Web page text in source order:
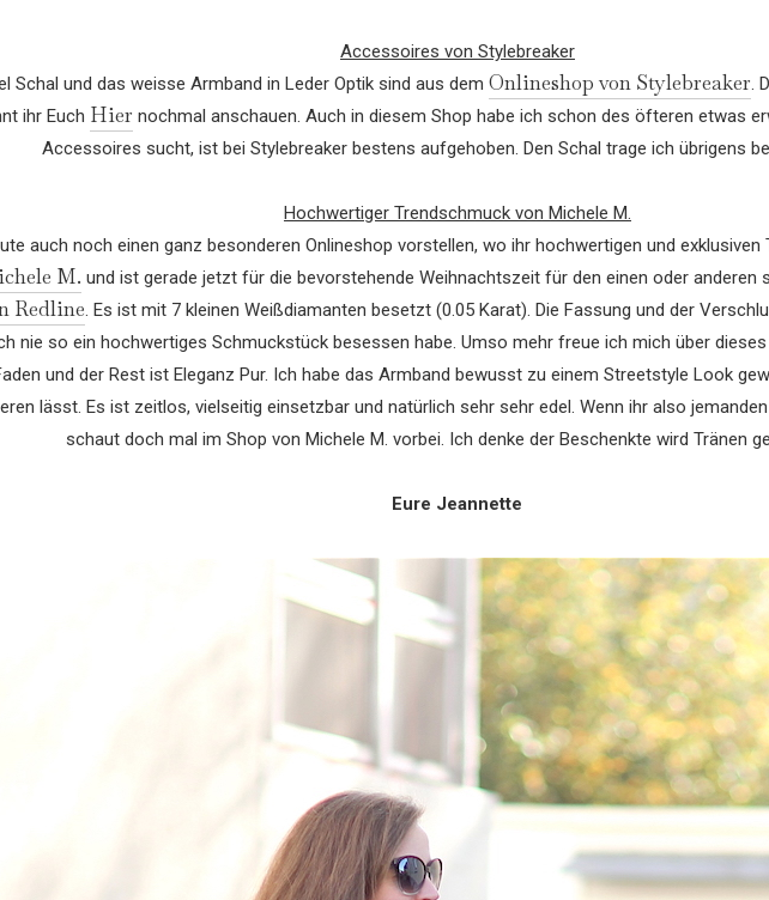
Accessoires von Stylebreaker
Schal und das weisse Armband in Leder Optik sind aus demOnlineshop von Stylebreaker.
ihr Euch Hier nochmal anschauen. Auch in diesem Shop habe ich schon des öfteren etwas
Accessoires sucht, ist bei Stylebreaker bestens aufgehoben. Den Schal trage ich übrigens
Hochwertiger Trendschmuck von Michele M.
auch noch einen ganz besonderen Onlineshop vorstellen, wo ihr hochwertigen und
M. und ist gerade jetzt für die bevorstehende Weihnachtszeit für den einen oder anderen
Redline. Es ist mit 7 kleinen Weißdiamanten besetzt (0.05 Karat). Die Fassung und der
nie so ein hochwertiges Schmuckstück besessen habe. Umso mehr freue ich mich über
und der Rest ist Eleganz Pur. Ich habe das Armband bewusst zu einem Streetstyle Look
lässt. Es ist zeitlos, vielseitig einsetzbar und natürlich sehr sehr edel. Wenn ihr also
schaut doch mal im Shop von Michele M. vorbei. Ich denke der Beschenkte wird Tränen
Eure Jeannette